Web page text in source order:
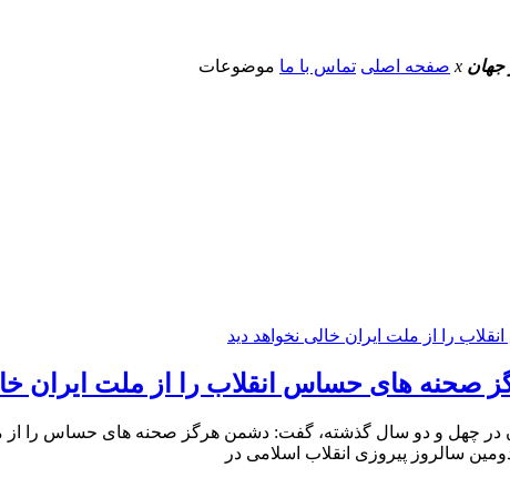
جهان x صفحه اصلی تماس با ما موضوعات
های حساس انقلاب را از ملت ایران
در چهل و دو سال گذشته، گفت: دشمن هرگز صحنه های حساس را از
سالروز پیروزی انقلاب اسلامی در